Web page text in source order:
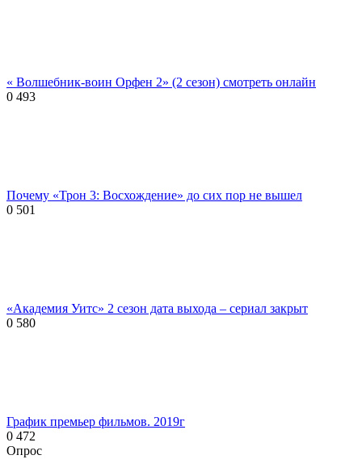
« Волшебник-воин Орфен 2» (2 сезон) смотреть онлайн
0 493
Почему «Трон 3: Восхождение» до сих пор не вышел
0 501
«Академия Уитс» 2 сезон дата выхода – сериал закрыт
0 580
График премьер фильмов. 2019г
0 472
Опрос